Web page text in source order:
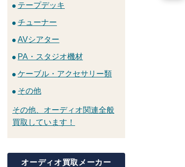
テープデッキ
チューナー
AVシアター
PA・スタジオ機材
ケーブル・アクセサリー類
その他
その他、オーディオ関連全般
買取しています！
オーディオ買取メーカー